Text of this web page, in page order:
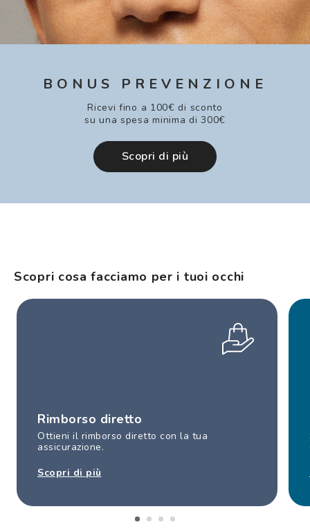
BONUS PREVENZIONE
Ricevi fino a 100€ di sconto
su una spesa minima di 300€
Scopri di più
Scopri cosa facciamo per i tuoi occhi
Rimborso diretto
Ottieni il rimborso diretto con la tua
assicurazione.
Scopri di più